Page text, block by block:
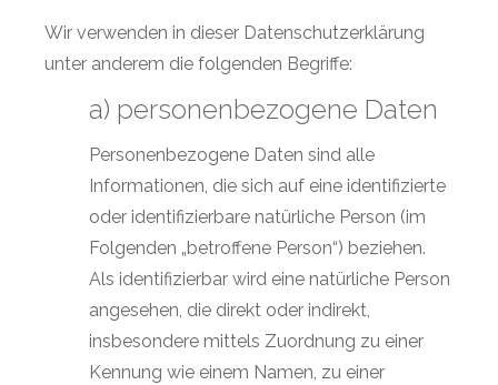
Wir verwenden in dieser Datenschutzerklärung
unter anderem die folgenden Begriffe:
a) personenbezogene Daten
Personenbezogene Daten sind alle
Informationen, die sich auf eine identifizierte
oder identifizierbare natürliche Person (im
Folgenden „betroffene Person“) beziehen.
Als identifizierbar wird eine natürliche Person
angesehen, die direkt oder indirekt,
insbesondere mittels Zuordnung zu einer
Kennung wie einem Namen, zu einer